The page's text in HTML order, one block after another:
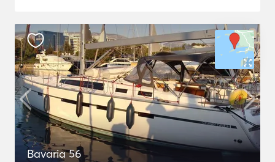
Bavaria 56